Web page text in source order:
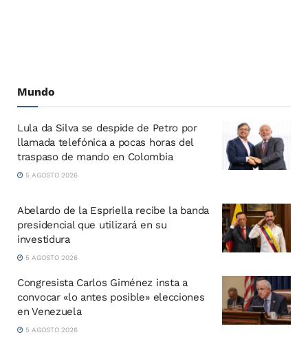
Mundo
Lula da Silva se despide de Petro por
llamada telefónica a pocas horas del
traspaso de mando en Colombia
5 AGOSTO 2026
Abelardo de la Espriella recibe la banda
presidencial que utilizará en su
investidura
5 AGOSTO 2026
Congresista Carlos Giménez insta a
convocar «lo antes posible» elecciones
en Venezuela
5 AGOSTO 2026